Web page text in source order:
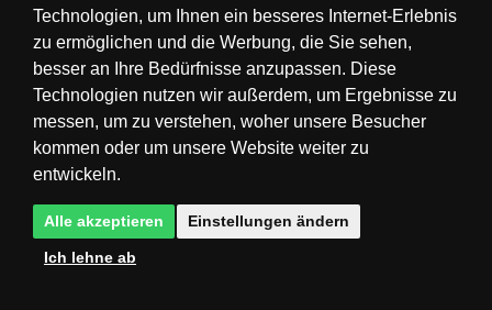
(5x)
TRIO R60461001 Leavy Deckenleuchte E27
1x28W
Code: TR60461001
UVP:53,99 €
32,39 € inkl. MwSt.
Sie sparen -40 %
Technologien, um Ihnen ein besseres Internet-Erlebnis
zu ermöglichen und die Werbung, die Sie sehen,
besser an Ihre Bedürfnisse anzupassen. Diese
Technologien nutzen wir außerdem, um Ergebnisse zu
messen, um zu verstehen, woher unsere Besucher
kommen oder um unsere Website weiter zu
entwickeln.
Alle akzeptieren Einstellungen ändern
Ich lehne ab